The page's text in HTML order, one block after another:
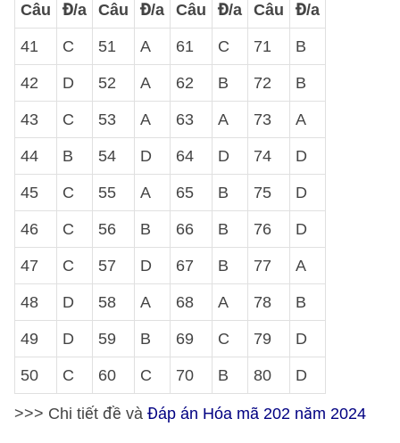
Câu Đ/a Câu Đ/a Câu Đ/a Câu Đ/a
41 C 51 A 61 C 71 B
42 D 52 A 62 B 72 B
43 C 53 A 63 A 73 A
44 B 54 D 64 D 74 D
45 C 55 A 65 B 75 D
46 C 56 B 66 B 76 D
47 C 57 D 67 B 77 A
48 D 58 A 68 A 78 B
49 D 59 B 69 C 79 D
50 C 60 C 70 B 80 D
>>> Chi tiết đề và Đáp án Hóa mã 202 năm 2024